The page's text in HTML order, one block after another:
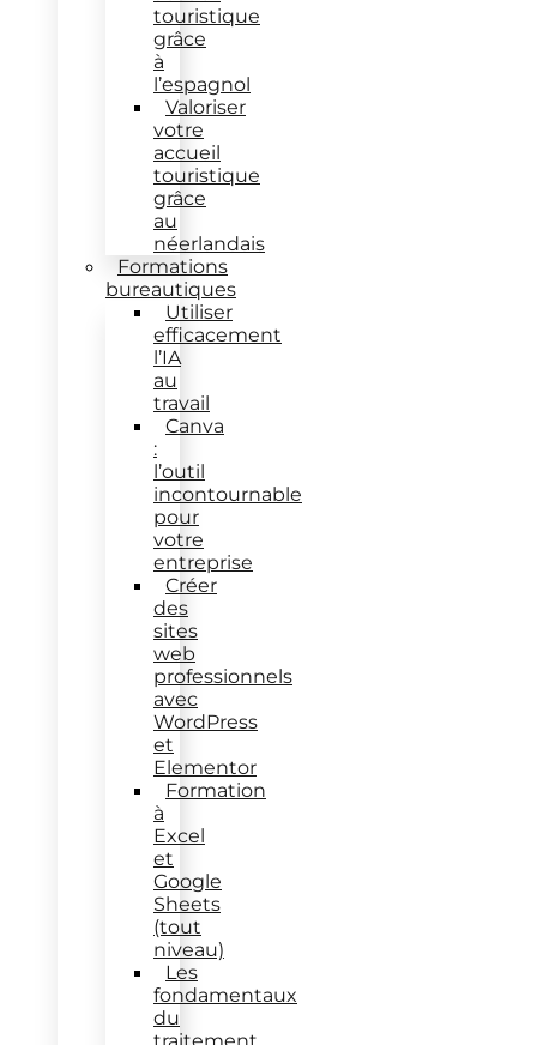
touristique
grâce
à
l’espagnol
Valoriser
votre
accueil
touristique
grâce
au
néerlandais
Formations
bureautiques
Utiliser
efficacement
l’IA
au
travail
Canva
:
l’outil
incontournable
pour
votre
entreprise
Créer
des
sites
web
professionnels
avec
WordPress
et
Elementor
Formation
à
Excel
et
Google
Sheets
(tout
niveau)
Les
fondamentaux
du